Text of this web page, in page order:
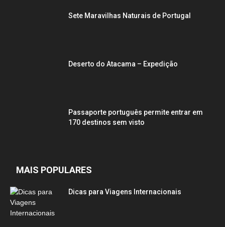
Sete Maravilhas Naturais de Portugal
Deserto do Atacama – Expedição
Passaporte português permite entrar em
170 destinos sem visto
MAIS POPULARES
Dicas para Viagens Internacionais